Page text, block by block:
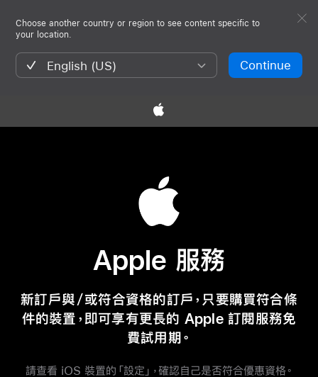
Choose another country or region to see content specific to
your location.
English (US) Continue
Apple 服務
新訂戶與／或符合資格的訂戶，只要購買符合條
件的裝置，即可享有更長的 Apple 訂閱服務免
費試用期。
請查看 iOS 裝置的「設定」，確認自己是否符合優惠資格。